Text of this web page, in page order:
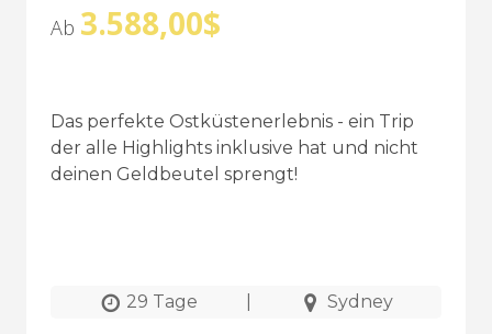
Ab 3.588,00$
Das perfekte Ostküstenerlebnis - ein Trip
der alle Highlights inklusive hat und nicht
deinen Geldbeutel sprengt!
29 Tage Sydney